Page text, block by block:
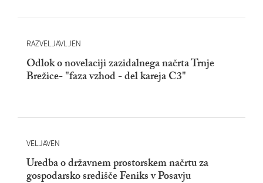
RAZVELJAVLJEN
Odlok o novelaciji zazidalnega načrta Trnje
Brežice- "faza vzhod - del kareja C3"
VELJAVEN
Uredba o državnem prostorskem načrtu za
gospodarsko središče Feniks v Posavju